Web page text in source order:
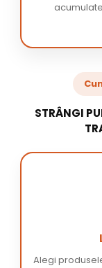
STRÂNGI
Alegi